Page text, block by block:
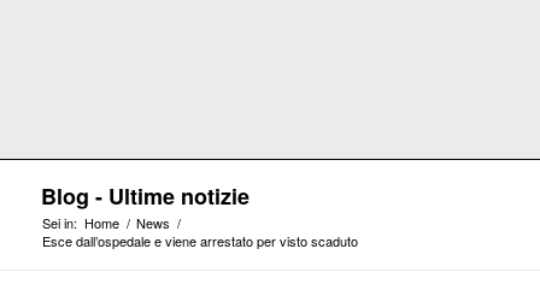
Blog - Ultime notizie
Sei in: Home / News /
Esce dall’ospedale e viene arrestato per visto scaduto